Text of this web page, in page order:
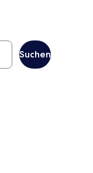
Suchen